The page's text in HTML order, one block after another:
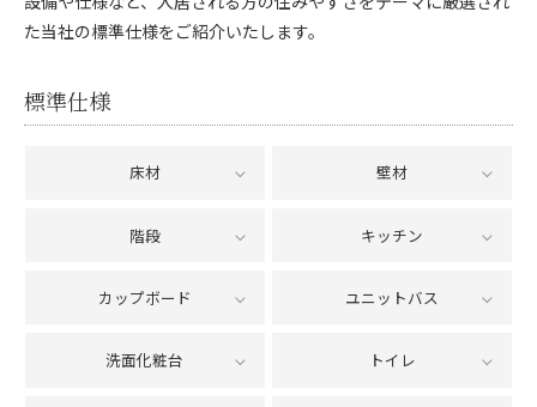
た当社の標準仕様をご紹介いたします。
標準仕様
床材 壁材
階段 キッチン
カップボード ユニットバス
洗面化粧台 トイレ